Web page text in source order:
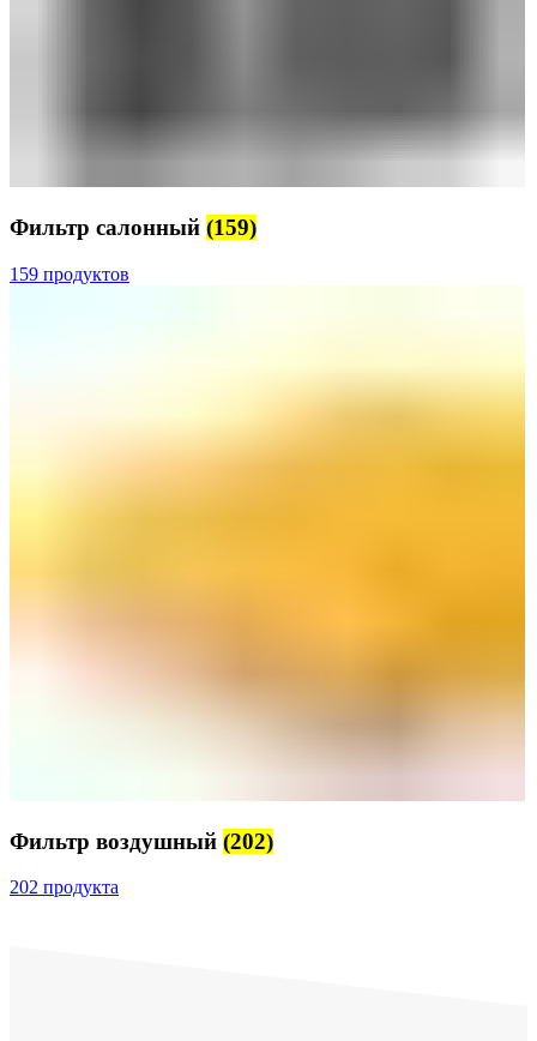
Фильтр салонный (159)
159 продуктов
Фильтр воздушный (202)
202 продукта